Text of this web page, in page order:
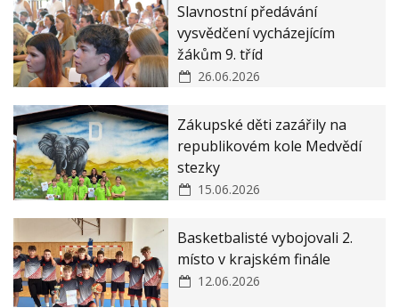
Slavnostní předávání
vysvědčení vycházejícím
žákům 9. tříd
26.06.2026
Zákupské děti zazářily na
republikovém kole Medvědí
stezky
15.06.2026
Basketbalisté vybojovali 2.
místo v krajském finále
12.06.2026